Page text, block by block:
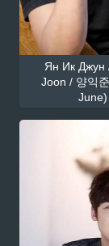
Ян Ик Джун
Joon / 양익